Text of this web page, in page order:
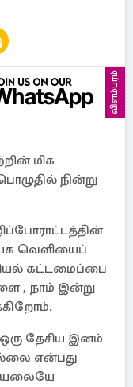
விளம்பரம்
மிக
நின்று
வெளியைப்
கட்டமைப்பை
, நாம் இன்று
தேசிய இனம்
என்பது